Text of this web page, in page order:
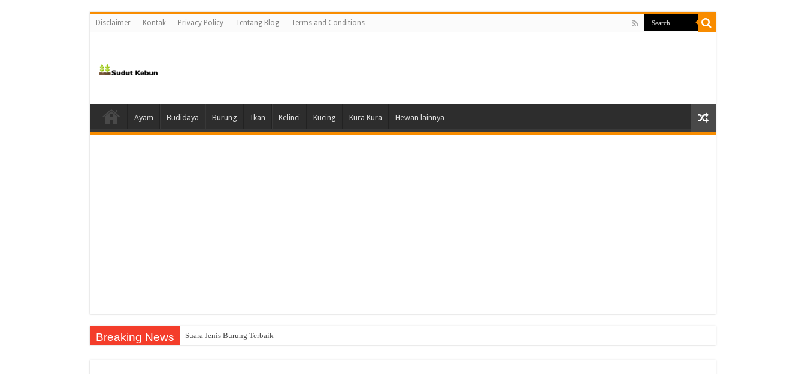
Disclaimer Kontak Privacy Policy Tentang Blog Terms and Conditions
Ayam Budidaya Burung Ikan Kelinci Kucing Kura Kura Hewan lainnya
Breaking News Suara Jenis Burung Terbaik